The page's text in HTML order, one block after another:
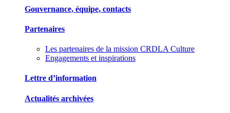
Gouvernance, équipe, contacts
Partenaires
Les partenaires de la mission CRDLA Culture
Engagements et inspirations
Lettre d’information
Actualités archivées